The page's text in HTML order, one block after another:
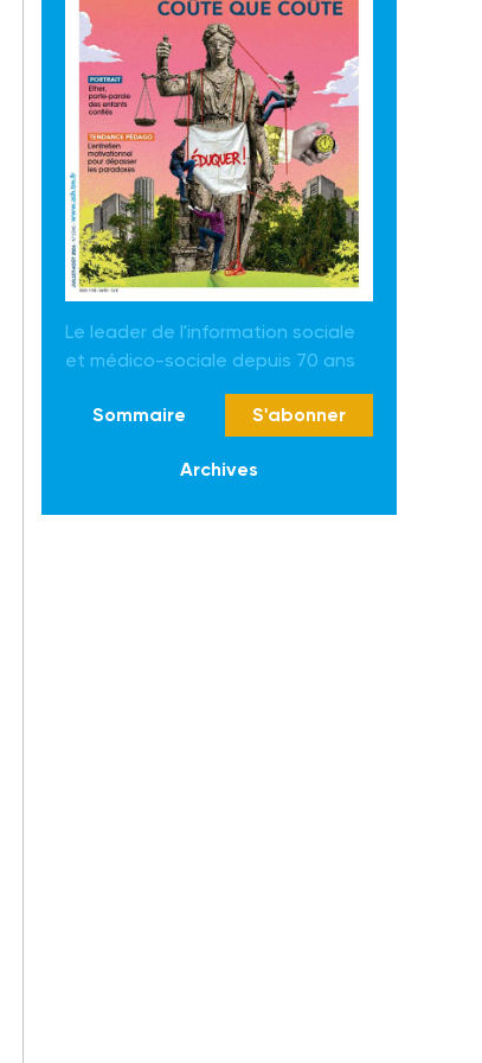
Le leader de l'information sociale
et médico-sociale depuis 70 ans
Sommaire S'abonner
Archives